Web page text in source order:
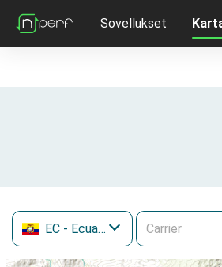
Sovellukset
EC - Ecuador